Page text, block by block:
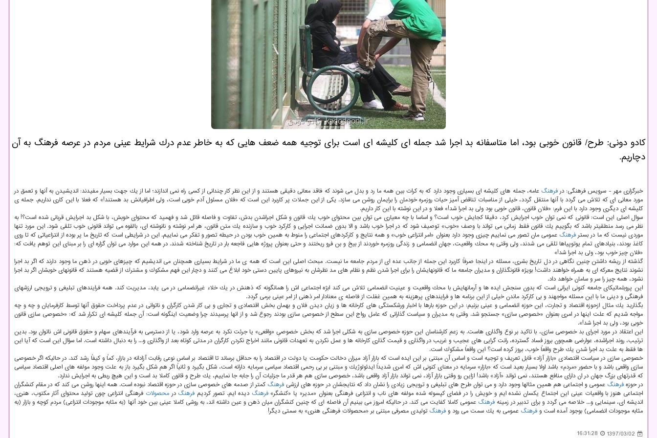
كادو دونی: طرح/ قانون خوبی بود، اما متاسفانه بد اجرا شد جمله ای كلیشه ای است برای توجیه همه ضعف هایی كه به خاطر عدم درك شرایط عینی مردم در عرصه فرهنگ به آن
دچاریم.
خبرگزاری مهر - سرویس فرهنگی: درفرهنگ عامه، جمله های كلیشه ای بسیاری وجود دارد كه به كرات بین همه ما رد و بدل می شوند كه فاقد معانی دقیقی هستند و از این نظر كار چندانی از كسی راه نمی اندازند؛ اما از یك جهت بسیار مفیدند: اندیشیدن به آنها و تعمق در
مورد معانی ای كه تلاش می گردد با آنها منتقل گردد، خیلی از مناسبات تناقض آمیز حیات روزمره خودمان را برایمان روشن می سازد. یكی از این جملات پر كاربرد این است كه «فلان مسئول آدم خوبی است، ولی اطرافیانش بد هستند!» كه فعلا با این كاری نداریم. جمله ی
كلیشه ای دیگری وجود دارد با این فرم: «فلان قانون، قانون خوبی بود ولی بد اجرا شد!» فعلا و در این نوشته با این كار داریم.
سوال اصلی این است: قانونی كه نمی توان خوب اجرایش كرد، دقیقا كجایش خوب است؟ و اساسا با چه معیاری می توان بین محتوای خوب یك قانون و شكل اجراشدن بدش، تفاوت و فاصله قائل شد و فهمید كه محتوای خوبش، با شكل بد اجرایش قربانی شده است؟! به
نظر می رسد منطقیتر باشد كه بگوییم یك قانون فقط زمانی می تواند با وصف «خوب» توصیف شود كه در اجرا خوب باشد و الا بدون ضمانت اجرایی و كاركرد خوب و سازنده یك متن قانون، هر امر نوشته و نانوشته ای، بالقوه می تواند قانونی خوب تلقی شود. این مورد تنها
موردی نیست كه ما در بسترفرهنگ عمومی مان تصور می نماییم چیزی وجود دارد بعنوان «امر انتزاعی خوب» و همه نتایج و كاركردهای اجتماعی را منوط به همین خوب بودن در حیطه تصور و تفكر می نماییم. این در شرایطی است كه تاریخ ما پر بوده از انتزاعیاتی كه تا روی
كاغذ بودند، بنیادهای تمام یوتوپیاها تلقی می شدند، ولی وقتی به محك واقعیت، جهان انضمامی و زندگی روزمره خوردند از بیخ و بن فرو ریختند و حتی بعنوان پروژه هایی فاجعه بار در تاریخ شناخته شدند. در همه این موارد می توان گزاره ای را بر مبنای این توهم یافت كه:
«فلان چیز خوب بود، ولی بد اجرا شد!»
گذشته از ریشه داشتن چنین نگاهی در دل تاریخ بشری، مسئله در اینجا صرفاً كاربرد این جمله از جانب عده ای از مردم جامعه ما نیست. مبحث اصلی این است كه همه ی ما در شرایط بسیاری همچنان می اندیشیم كه چیزهای خوبی در ذهن ما وجود دارند كه اگر بد اجرا
نشوند نتایج معركه ای به همراه خواهند داشت! بویژه قانونگذاران و مدیران جامعه ما كه قانونهایشان را برای اجرا شدن نظم و نظام های مد نظرشان به نیروهای پایین دستی خود ابلاغ می كنند و دچار این فهم مشكوك و مشترك از قضیه هستند كه قانونهای خوبشان اگر بد اجرا
نشود، همه چیز را سر و سامان خواهد داد.
این پروبلماتیكای جامعه كنونی ایرانی است كه بدون سنجش ایده ها و آرمانهایش با محك واقعیت و عینیت انضمامی تلاش می كند ابژه اجتماعی اش را همانگونه كه ذهنش در یك خلاء غیرانضمامی در می یابد، مدیریت كند. همه فرایندهای تبلیغی و ترویجی ارزشهای
فرهنگی و دینی ما با این مسئله مواجهند و بی كاركرد ماندن خیلی از این برنامه ها و فرایندهای پرهزینه به همین غفلت از فاصله ی معنادار امر ذهنی از امر عینی برمی گردد.
بگذارید یك مثال ازحوزه اقتصاد و تجارت، این حوزه انضمامی و عینی بزنیم: در این حوزه بارها با اخبار ورشكستگی های كارخانه ها و زیان دیدن فلان و بهمان بخش اقتصادی و تجاری و بی كار شدن كارگران و ناتوانی در عدم پرداخت حقوق آنها توسط كارفرمایان و چه و چه
مواجه شدیم كه علت اینها در امری بعنوان «خصوصی سازی» جستجو شد. وقتی به مدیران و سیاست گذارانی كه عامل رواج این سطح از خصوصی سازی بودند رجوع شد و از انها پرسیدند چرا وضعیت اینگونه است: آن جمله كلیشه ای تكرار شد كه: «خصوصی سازی قانون
خوبی بود، ولی بد اجرا شد!».
این اعتقاد در مورد اجرای بد خصوصی سازی، با تاكید بر نوع واگذاری هاست. به زعم كارشناسان این حوزه خصوصی سازی به شكلی اجرا شد كه بخش خصوصیِ «واقعی» یا جرئت نكرد به عرصه وارد شود، یا از دسترسی به فرآیندهای سهام و حقوق قانونی اش ناتوان بود. بدین
ترتیب، روند اجراشده، عوارضی همچون بروز فساد گسترده، رانت گرایی های عجیب و غریب در واگذاری و قیمت گذاری كارخانه ها و عمل نكردن به تعهدات قانونی مانند اخراج نكردن كارگران در مدتی كوتاه بعد از واگذاری و... را به دنبال داشته است. اما سؤال این است كه آیا این
ها فقط به علت بد اجرا شدن یك طرح واقعاً خوب، بروز كرده است؟ این واقعاً مشكوك است.
خصوصی سازی در سیاست اقتصادی «بازار آزاد» قابل تعریف و توجیه است و اساس آن مبتنی بر این ایده است كه بازار آزاد میزان دخالت حكومت یا دولت در اقتصاد را به حداقل برساند تا اقتصاد بر اساس نوعی رقابت آزادانه در بازار، كماً و كیفاً رشد كند. در حالیكه اگر خصوصی
سازی واقعی باشد و با حضور «مردم» باشد اولا بسیار بعید است كه «بازار» سرمایه در معنای كنونی اش كه امری شدیداً ایدئولوژیك و مبتنی بر بی رحمی اقتصاد سیاسی سرمایه دارانه است، شكل بگیرد و ثانیاً اگر هم شكل بگیرد باز به علت وجود مولفه های اصلی اقتصاد سیاسی
كه قدرتهای بزرگ جهان در ان دارای منافع هستند، نمی تواند «آزاد» باشد! ازاین رو وقتی بازار آزاد، نمی تواند بازار آزاد واقعی باشد، خصوصی سازی هم هر قدر ما جزئیات آن را جابه جا نماییم، یك طرح و قانون كاملا بد است و این هیچ ربطی به اجرایش ندارد.
در حوزهفرهنگ عمومی و اجتماعی هم همین مثالها وجود دارد و می توان طرح های تبلیغی و ترویجی زیادی را نشان داد كه نتایجشان در حوزه های ارزشی فرهنگ كمتر از صدمه های خصوصی سازی در حوزه اقتصاد نبوده است. همه اینها روشن می كند كه در مقام كنشگران
اجتماعی هنوز با واقعیات عینی این اجتماع یكسان نشده ایم و خویش را در فضای كپسوله شده مولفه های ناب و انتزاعی فرهنگی بعنوان «مدیر« یا «كنشگر»فرهنگ دیده ایم. تصور كردیم فرهنگ درمحصولات فرهنگی انتزاعی چون تولید محتوای آثار مكتوب، هنری،
اندیشه ای، سینمایی و... خلاصه می گردد و برای تدبیر در زمینه فرهنگ عمومی كاملا كفایت می كند. در حالیكه امروز می بینیم آن فاصله ای كه چنین كنشگران میان ذهن و عین داشته اند، به روشی كاملا عینی بین خود آنها (به مثابه موجودات انتزاعی) مردم كوچه و بازار (به
مثابه موجودات انضمامی) بوجود آمده است وفرهنگ عمومی به یك سمت می رود وفرهنگتولیدی مصرفی مبتنی بر «محصولات فرهنگی هنری» به سمتی دیگر!
1397/03/02
16:31:28